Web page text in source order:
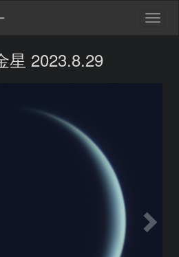
星 2023.8.29